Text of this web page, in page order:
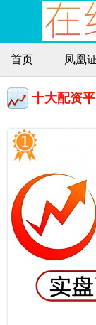
首页 凤凰
十大配资